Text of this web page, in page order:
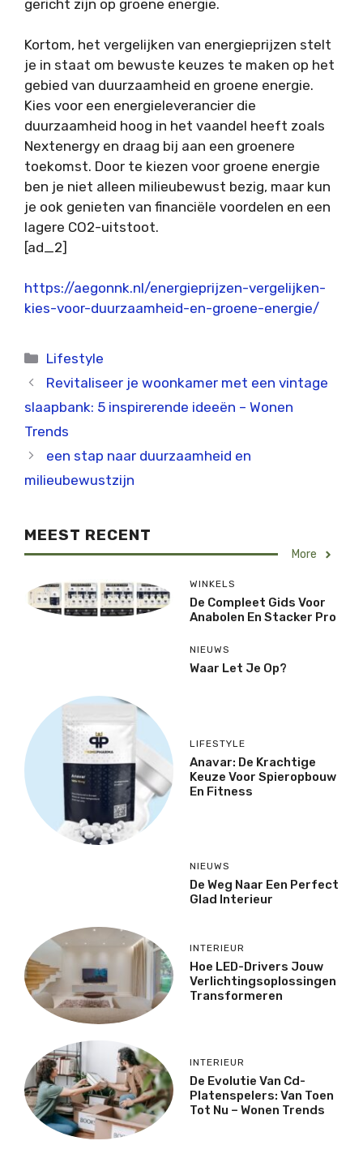
gericht zijn op groene energie.
Kortom, het vergelijken van energieprijzen stelt
je in staat om bewuste keuzes te maken op het
gebied van duurzaamheid en groene energie.
Kies voor een energieleverancier die
duurzaamheid hoog in het vaandel heeft zoals
Nextenergy en draag bij aan een groenere
toekomst. Door te kiezen voor groene energie
ben je niet alleen milieubewust bezig, maar kun
je ook genieten van financiële voordelen en een
lagere CO2-uitstoot.
[ad_2]
https://aegonnk.nl/energieprijzen-vergelijken-
kies-voor-duurzaamheid-en-groene-energie/
Categorieën
Lifestyle
Revitaliseer je woonkamer met een vintage
slaapbank: 5 inspirerende ideeën – Wonen
Trends
een stap naar duurzaamheid en
milieubewustzijn
MEEST RECENT
More
WINKELS
De Compleet Gids Voor
Anabolen En Stacker Pro
NIEUWS
Waar Let Je Op?
LIFESTYLE
Anavar: De Krachtige
Keuze Voor Spieropbouw
En Fitness
NIEUWS
De Weg Naar Een Perfect
Glad Interieur
INTERIEUR
Hoe LED-Drivers Jouw
Verlichtingsoplossingen
Transformeren
INTERIEUR
De Evolutie Van Cd-
Platenspelers: Van Toen
Tot Nu – Wonen Trends